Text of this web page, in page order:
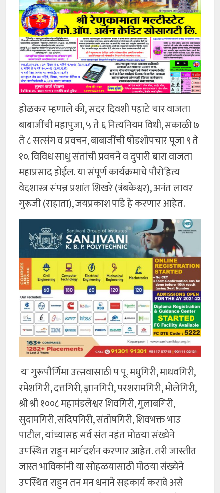
होळकर म्हणाले की, सदर दिवशी पहाटे चार वाजता
बाबाजींची महापुजा, ५ ते ६ नित्यनियम विधी, सकाळी ७
ते ८ सत्संग व प्रवचन, बाबाजींची षोडशोपचार पूजा ९ ते
१०. विविध साधु संतांची प्रवचने व दुपारी बारा वाजता
महाप्रसाद होईल. या संपूर्ण कार्यक्रमाचे पौरोहित्य
वेदशास्त्र संपन्न प्रशांत शिखरे (त्रंबकेश्वर), अनंत लावर
गुरूजी (राहाता), जयप्रकाश पांडे हे करणार आहेत.
या गुरूपौर्णिमा उत्सवासाठी प पू. मधुगिरी, माधवगिरी,
रमेशगिरी, दत्तगिरी, ज्ञानगिरी, परशरामगिरी, भोलेगिरी,
श्री श्री १००८ महामंडलेश्वर शिवगिरी, गुलाबगिरी,
सुदामगिरी, संदिपगिरी, संतोषगिरी, शिवभक्त भाउ
पाटील, यांच्यासह सर्व संत महंत मोठया संख्येने
उपस्थित राहुन मार्गदर्शन करणार आहेत. तरी जास्तीत
जास्त भाविकांनी या सोहळयासाठी मोठया संख्येने
उपस्थित राहुन तन मन धनाने सहकार्य करावे असे